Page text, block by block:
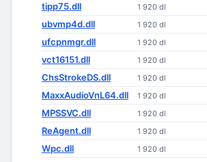
tipp75.dll 1 920 dl
ubvmp4d.dll 1 920 dl
ufcpnmgr.dll 1 920 dl
vct16151.dll 1 920 dl
ChsStrokeDS.dll 1 920 dl
MaxxAudioVnL64.dll 1 920 dl
MPSSVC.dll 1 920 dl
ReAgent.dll 1 920 dl
Wpc.dll 1 920 dl